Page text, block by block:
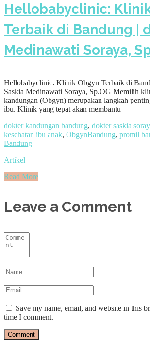
Hellobabyclinic:
Terbaik di Bandung |
Medinawati Soraya,
Hellobabyclinic: Klinik Obgyn Terbaik di
Saskia Medinawati Soraya, Sp.OG Memilih
kandungan (Obgyn) merupakan langkah
ibu. Klinik yang tepat akan membantu
dokter kandungan bandung, dokter saskia
kesehatan ibu anak, ObgynBandung, promil
Bandung
Artikel
Read More
Leave a Comment
Save my name, email, and website in this
time I comment.